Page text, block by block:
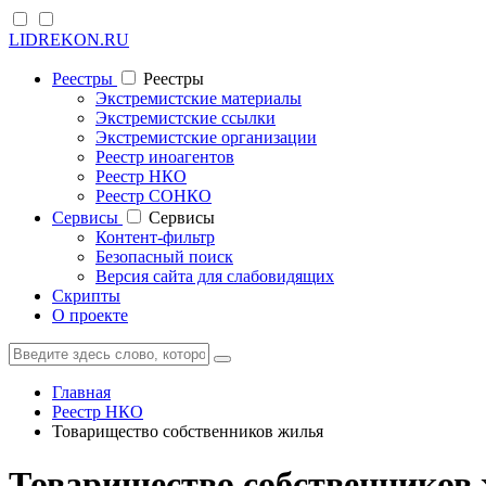
LIDREKON.RU
Реестры
Реестры
Экстремистские материалы
Экстремистские ссылки
Экстремистские организации
Реестр иноагентов
Реестр НКО
Реестр СОНКО
Cервисы
Cервисы
Контент-фильтр
Безопасный поиск
Версия сайта для слабовидящих
Скрипты
О проекте
Главная
Реестр НКО
Товарищество собственников жилья